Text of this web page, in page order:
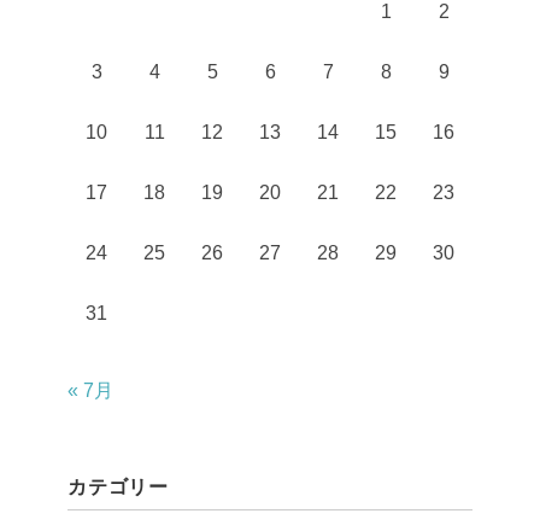
1 2
3 4 5 6 7 8 9
10 11 12 13 14 15 16
17 18 19 20 21 22 23
24 25 26 27 28 29 30
31
« 7月
カテゴリー